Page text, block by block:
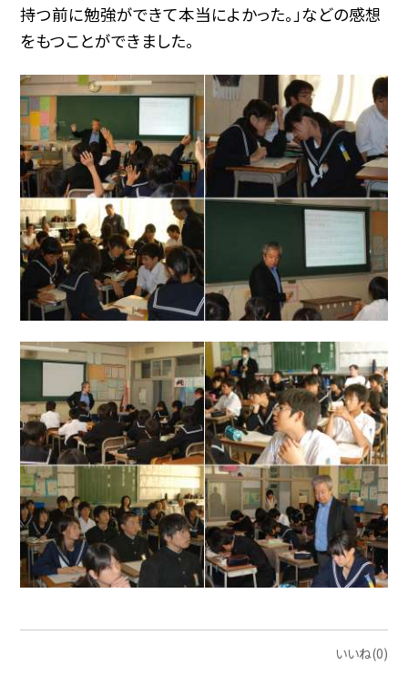
持つ前に勉強ができて本当によかった。」などの感想
をもつことができました。
いいね(0)